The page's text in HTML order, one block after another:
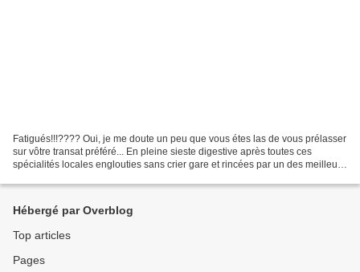
Fatigués!!!???? Oui, je me doute un peu que vous étes las de vous prélasser
sur vôtre transat préféré... En pleine sieste digestive après toutes ces
spécialités locales englouties sans crier gare et rincées par un des meilleurs
Hébergé par Overblog
Top articles
Pages